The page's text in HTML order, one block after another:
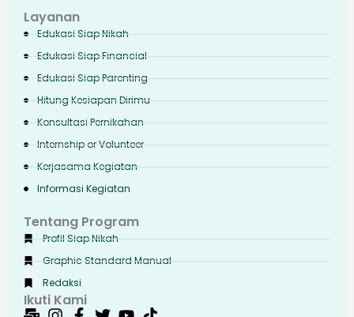
Layanan
Edukasi Siap Nikah
Edukasi Siap Financial
Edukasi Siap Parenting
Hitung Kesiapan Dirimu
Konsultasi Pernikahan
Internship or Volunteer
Kerjasama Kegiatan
Informasi Kegiatan
Tentang Program
Profil Siap Nikah
Graphic Standard Manual
Redaksi
Ikuti Kami